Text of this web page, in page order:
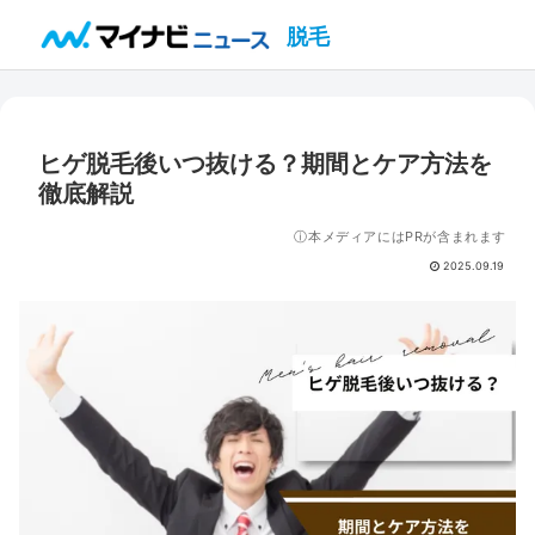
脱毛
ヒゲ脱毛後いつ抜ける？期間とケア方法を
徹底解説
ⓘ本メディアにはPRが含まれます
2025.09.19